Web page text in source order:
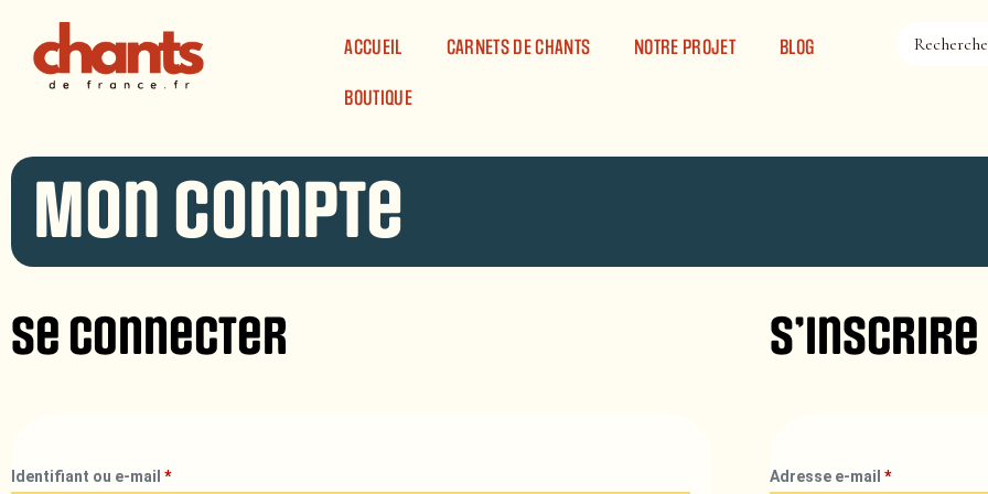
ACCUEIL
CARNETS DE CHANTS NOTRE PROJET BLOG
BOUTIQUE
Mon compte
Se connecter
Identifiant ou e-mail *
S’inscrire
Adresse e-mail*